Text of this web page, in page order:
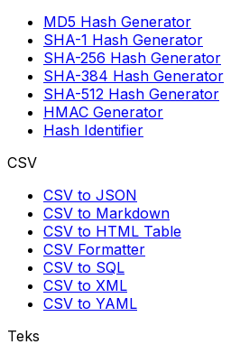
MD5 Hash Generator
SHA-1 Hash Generator
SHA-256 Hash Generator
SHA-384 Hash Generator
SHA-512 Hash Generator
HMAC Generator
Hash Identifier
CSV
CSV to JSON
CSV to Markdown
CSV to HTML Table
CSV Formatter
CSV to SQL
CSV to XML
CSV to YAML
Teks